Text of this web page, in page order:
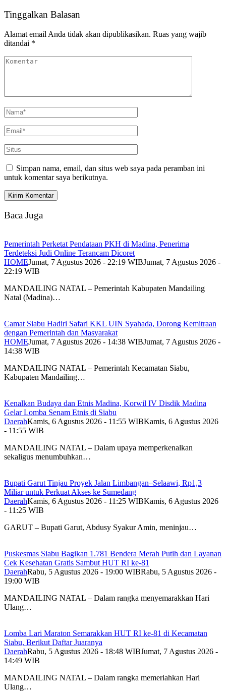
Tinggalkan Balasan
Alamat email Anda tidak akan dipublikasikan. Ruas yang wajib
ditandai *
Simpan nama, email, dan situs web saya pada peramban ini
untuk komentar saya berikutnya.
Baca Juga
Pemerintah Perketat Pendataan PKH di Madina, Penerima
Terdeteksi Judi Online Terancam Dicoret
HOMEJumat, 7 Agustus 2026 - 22:19 WIBJumat, 7 Agustus 2026 -
22:19 WIB
MANDAILING NATAL – Pemerintah Kabupaten Mandailing
Natal (Madina)…
Camat Siabu Hadiri Safari KKL UIN Syahada, Dorong Kemitraan
dengan Pemerintah dan Masyarakat
HOMEJumat, 7 Agustus 2026 - 14:38 WIBJumat, 7 Agustus 2026 -
14:38 WIB
MANDAILING NATAL – Pemerintah Kecamatan Siabu,
Kabupaten Mandailing…
Kenalkan Budaya dan Etnis Madina, Korwil IV Disdik Madina
Gelar Lomba Senam Etnis di Siabu
DaerahKamis, 6 Agustus 2026 - 11:55 WIBKamis, 6 Agustus 2026
- 11:55 WIB
MANDAILING NATAL – Dalam upaya memperkenalkan
sekaligus menumbuhkan…
Bupati Garut Tinjau Proyek Jalan Limbangan–Selaawi, Rp1,3
Miliar untuk Perkuat Akses ke Sumedang
DaerahKamis, 6 Agustus 2026 - 11:25 WIBKamis, 6 Agustus 2026
- 11:25 WIB
GARUT – Bupati Garut, Abdusy Syakur Amin, meninjau…
Puskesmas Siabu Bagikan 1.781 Bendera Merah Putih dan Layanan
Cek Kesehatan Gratis Sambut HUT RI ke-81
DaerahRabu, 5 Agustus 2026 - 19:00 WIBRabu, 5 Agustus 2026 -
19:00 WIB
MANDAILING NATAL – Dalam rangka menyemarakkan Hari
Ulang…
Lomba Lari Maraton Semarakkan HUT RI ke-81 di Kecamatan
Siabu, Berikut Daftar Juaranya
DaerahRabu, 5 Agustus 2026 - 18:48 WIBJumat, 7 Agustus 2026 -
14:49 WIB
MANDAILING NATAL – Dalam rangka memeriahkan Hari
Ulang…